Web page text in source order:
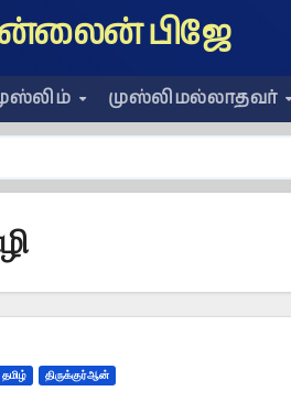
பிஜே
முஸ்லிமல்லாதவர்
தமிழ் திருக்குர்ஆன்